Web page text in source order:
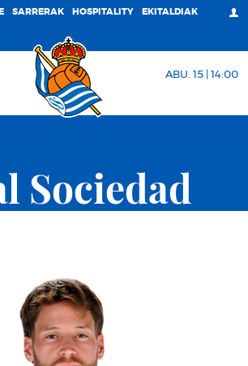
SARRERAK HOSPITALITY EKITALDIAK
ABU. 15 | 14:00
Sociedad